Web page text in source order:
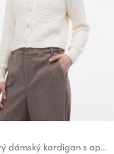
Krémový dámský kardigan s aplikací ORSAY